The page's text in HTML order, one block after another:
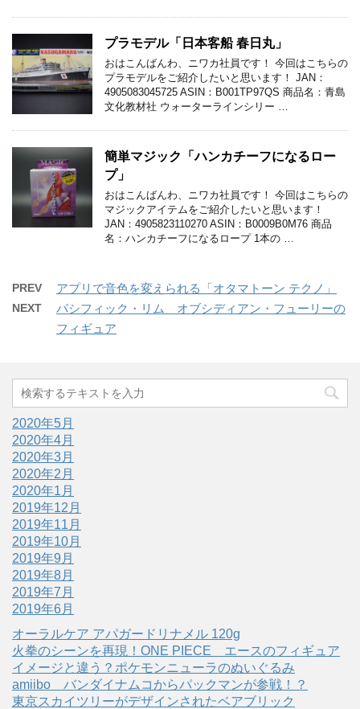
プラモデル「日本客船 春日丸」
おはこんばんわ、ニワカ社員です！ 今回はこちらの
プラモデルをご紹介したいと思います！ JAN：
4905083045725 ASIN：B001TP97QS 商品名：青島
文化教材社 ウォーターラインシリー …
簡単マジック「ハンカチーフになるロー
プ」
おはこんばんわ、ニワカ社員です！ 今回はこちらの
マジックアイテムをご紹介したいと思います！
JAN：4905823110270 ASIN：B0009B0M76 商品
名：ハンカチーフになるロープ 1本の …
PREV アプリで音色を変えられる「オタマトーン テクノ」
NEXT
パシフィック・リム オブシディアン・フューリーの
フィギュア
2020年5月
2020年4月
2020年3月
2020年2月
2020年1月
2019年12月
2019年11月
2019年10月
2019年9月
2019年8月
2019年7月
2019年6月
オーラルケア アパガードリナメル 120g
火拳のシーンを再現！ONE PIECE エースのフィギュア
イメージと違う？ポケモンニューラのぬいぐるみ
amiibo バンダイナムコからパックマンが参戦！？
東京スカイツリーがデザインされたベアブリック